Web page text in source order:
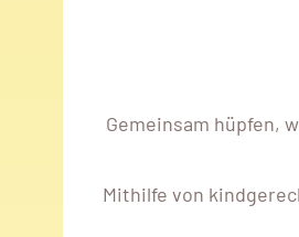
Gemeinsam hüpfen,
Mithilfe von